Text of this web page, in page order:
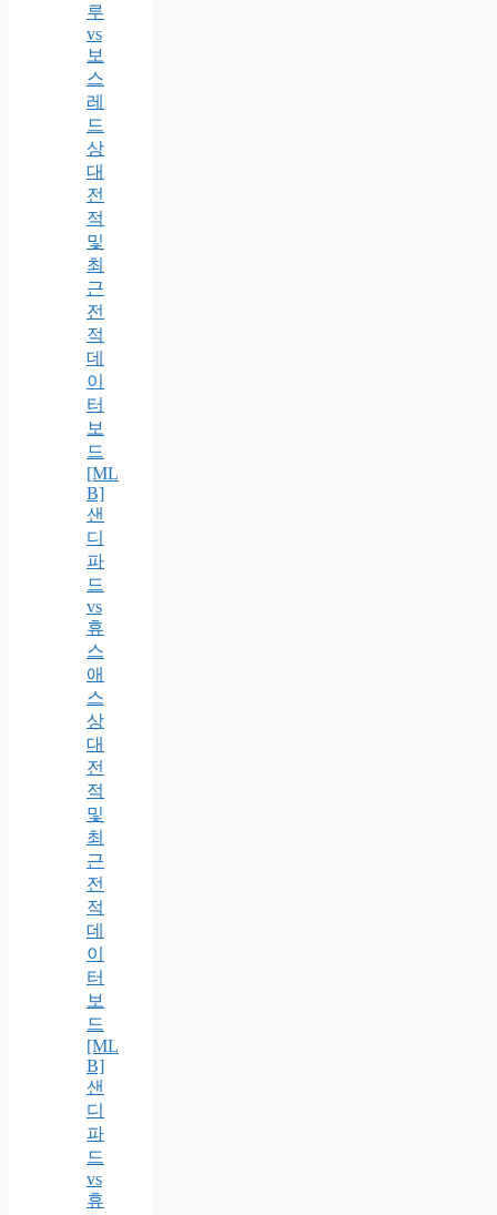
루
vs
보
스
레
드
상
대
전
적
및
최
근
전
적
데
이
터
보
드
[ML
B]
샌
디
파
드
vs
휴
스
애
스
상
대
전
적
및
최
근
전
적
데
이
터
보
드
[ML
B]
샌
디
파
드
vs
휴